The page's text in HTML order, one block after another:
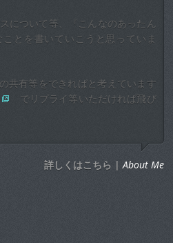
について等、『こんなのあったん
とを書いていこうと思っていま
共有等をできればと考えています
でリプライ等いただければ飛び
詳しくはこちら | About Me